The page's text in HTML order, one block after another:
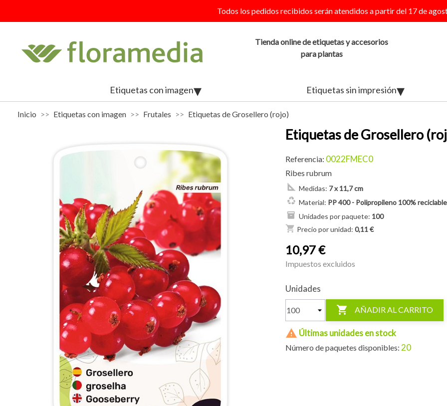
Todos los pedidos recibidos serán atendidos a partir del 17 de
Tienda online de etiquetas y accesorios
para plantas
Etiquetas con imagen Etiquetas sin impresión
Inicio Etiquetas con imagen Frutales Etiquetas de Grosellero (rojo)
Etiquetas de Grosellero
Referencia: 0022FMEC0
Ribes rubrum
Medidas: 7 x 11,7 cm
Material: PP 400 - Polipropileno 100% reciclable
Unidades por paquete: 100
shopping_cart Precio por unidad: 0,11 €
10,97 €
Impuestos excluidos
Unidades
 AÑADIR AL CARRITO
 Últimas unidades en stock
Número de paquetes disponibles: 20